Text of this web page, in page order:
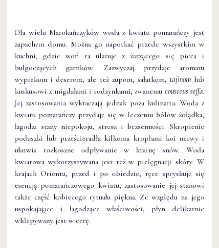
Dla wielu Marokańczyków woda z kwiatu pomarańczy jest
zapachem domu. Można go napotkać przede wszystkim w
kuchni, gdzie woń ta ulatuje z żarzącego się pieca i
bulgoczących garnków. Zazwyczaj przydaje aromatu
wypiekom i deserom, ale też zupom, sałatkom, tajinomlub
kuskusowi z migdałami i rodzynkami, zwanemu couscous seffa.
Jej zastosowania wykraczają jednak poza kulinaria. Woda z
kwiatu pomarańczy przydaje się w leczeniu bólów żołądka,
łagodzi stany niepokoju, stresu i bezsenności. Skropienie
poduszki lub prześcieradła kilkoma kroplami koi nerwy i
ułatwia rozkoszne odpływanie w krainę snów. Woda
kwiatowa wykorzystywana jest też w pielęgnacji skóry. W
krajach Orientu, przed i po obiedzie, ręce spryskuje się
esencją pomarańczowego kwiatu; zastosowanie jej stanowi
także część kobiecego rytuału piękna. Ze względu na jego
uspokajające i łagodzące właściwości, płyn delikatnie
wklepywany jest w cerę.